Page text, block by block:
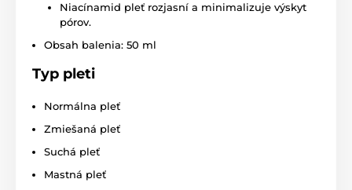
Niacínamid pleť rozjasní a minimalizuje výskyt
pórov.
Obsah balenia: 50 ml
Typ pleti
Normálna pleť
Zmiešaná pleť
Suchá pleť
Mastná pleť